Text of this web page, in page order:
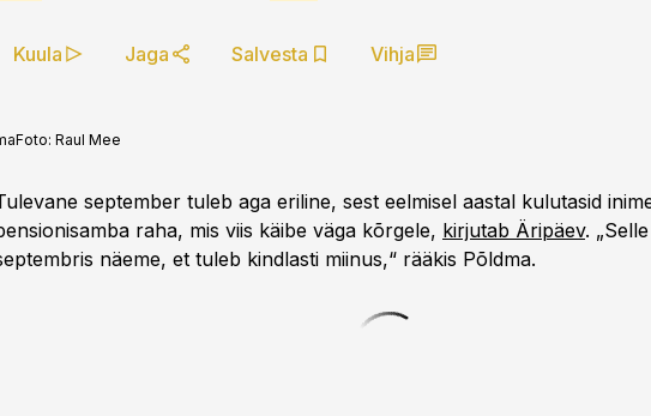
Kuula Jaga Salvesta Vihja
Foto: Raul Mee
september tuleb aga eriline, sest eelmisel aastal kulutasid
raha, mis viis käibe väga kõrgele, kirjutab Äripäev.
näeme, et tuleb kindlasti miinus,“ rääkis Põldma.